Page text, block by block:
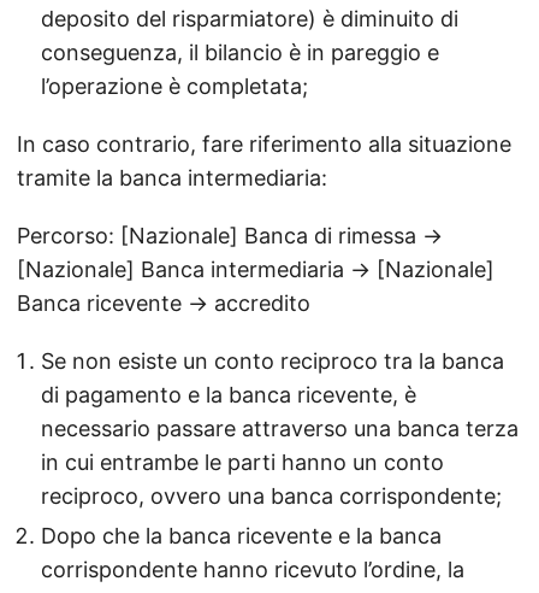
deposito del risparmiatore) è diminuito di
conseguenza, il bilancio è in pareggio e
l’operazione è completata;
In caso contrario, fare riferimento alla situazione
tramite la banca intermediaria:
Percorso: [Nazionale] Banca di rimessa →
[Nazionale] Banca intermediaria → [Nazionale]
Banca ricevente → accredito
Se non esiste un conto reciproco tra la banca
di pagamento e la banca ricevente, è
necessario passare attraverso una banca terza
in cui entrambe le parti hanno un conto
reciproco, ovvero una banca corrispondente;
Dopo che la banca ricevente e la banca
corrispondente hanno ricevuto l’ordine, la